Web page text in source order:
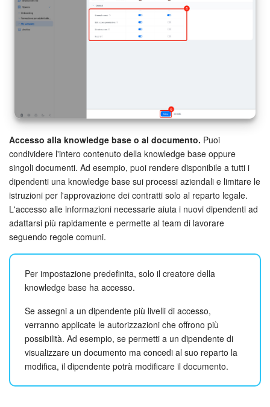
Accesso alla knowledge base o al documento. Puoi
condividere l'intero contenuto della knowledge base oppure
singoli documenti. Ad esempio, puoi rendere disponibile a tutti i
dipendenti una knowledge base sui processi aziendali e limitare le
istruzioni per l'approvazione dei contratti solo al reparto legale.
L'accesso alle informazioni necessarie aiuta i nuovi dipendenti ad
adattarsi più rapidamente e permette al team di lavorare
seguendo regole comuni.
Per impostazione predefinita, solo il creatore della
knowledge base ha accesso.
Se assegni a un dipendente più livelli di accesso,
verranno applicate le autorizzazioni che offrono più
possibilità. Ad esempio, se permetti a un dipendente di
visualizzare un documento ma concedi al suo reparto la
modifica, il dipendente potrà modificare il documento.